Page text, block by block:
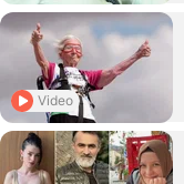
Video